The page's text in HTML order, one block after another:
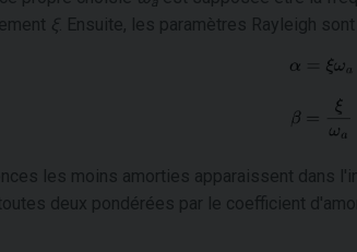
ξ . Ensuite, les paramètres Rayleigh
les moins amorties apparaissent dans
deux pondérées par le coefficient